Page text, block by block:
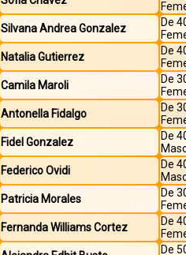
Silvana Andrea Gonzalez
De
Natalia Gutierrez
De
Camila Maroli
De
Antonella Fidalgo
De
Fidel Gonzalez
De
Federico Ovidi
De
Patricia Morales
De
Fernanda Williams Cortez
De
De